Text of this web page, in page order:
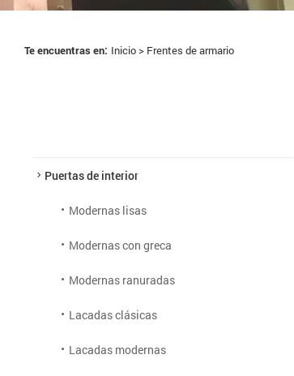
Te encuentras en: Inicio > Frentes de armario
Puertas de interior
Modernas lisas
Modernas con greca
Modernas ranuradas
Lacadas clásicas
Lacadas modernas